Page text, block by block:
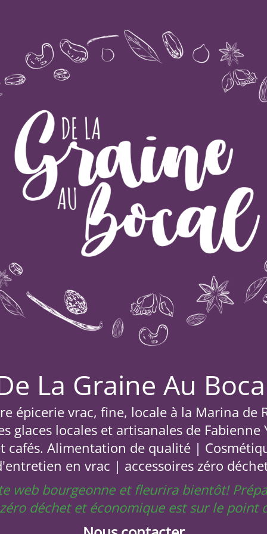
La Graine Au
épicerie vrac, fine, locale à la Marina de
glaces locales et artisanales de
cafés. Alimentation de qualité |
en vrac | accessoires zéro
web bourgeonne et fleurira bientôt!
déchet et économique est sur le point